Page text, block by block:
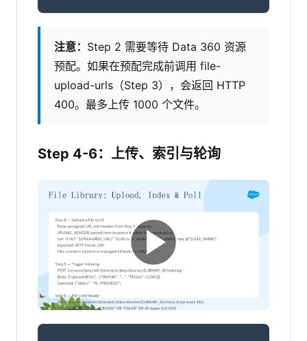
注意： Step 2 需要等待 Data 360 资源
预配。如果在预配完成前调用 file-
upload-urls（Step 3），会返回 HTTP
400。最多上传 1000 个文件。
Step 4-6：上传、索引与轮询